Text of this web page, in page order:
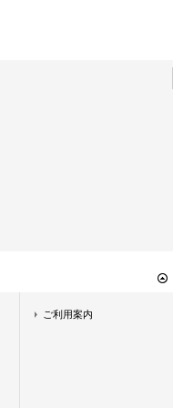
ご利用案内